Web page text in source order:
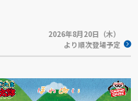
2026年8月20日（木）
より順次登場予定